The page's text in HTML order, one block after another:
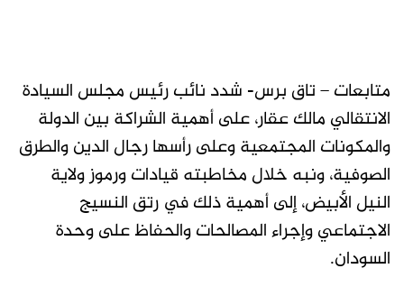
متابعات – تاق برس- شدد نائب رئيس مجلس السيادة
الانتقالي مالك عقار، على أهمية الشراكة بين الدولة
والمكونات المجتمعية وعلى رأسها رجال الدين والطرق
الصوفية، ونبه خلال مخاطبته قيادات ورموز ولاية
النيل الأبيض، إلى أهمية ذلك في رتق النسيج
الاجتماعي وإجراء المصالحات والحفاظ على وحدة
السودان.